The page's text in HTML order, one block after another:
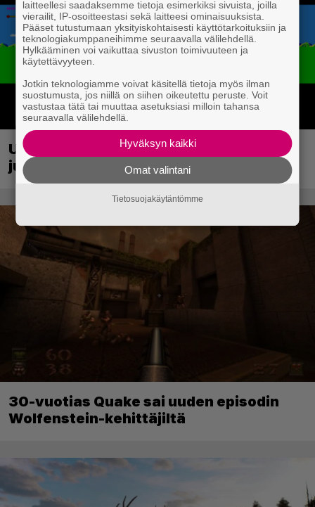
Uraauurtava formulapeliklassikko
julkaistiin uudistettuna nykykonsoleille
30-vuotias Quake sai uuden episodin
Wolfenstein-kehittäjiltä
laitteellesi saadaksemme tietoja esimerkiksi sivuista, joilla
vierailit, IP-osoitteestasi sekä laitteesi ominaisuuksista.
Pääset tutustumaan yksityiskohtaisesti käyttötarkoituksiin ja
teknologiakumppaneihimme seuraavalla välilehdellä.
Hylkääminen voi vaikuttaa sivuston toimivuuteen ja
käytettävyyteen.
Jotkin teknologiamme voivat käsitellä tietoja myös ilman
suostumusta, jos niillä on siihen oikeutettu peruste. Voit
vastustaa tätä tai muuttaa asetuksiasi milloin tahansa
seuraavalla välilehdellä.
Hyväksyn kaikki
Omat valintani
Tietosuojakäytäntömme